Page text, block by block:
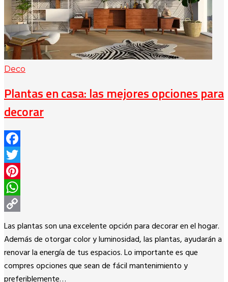
Deco
Plantas en casa: las mejores opciones para
decorar
Facebook
Twitter
Pinterest
WhatsApp
Copy
Link
Las plantas son una excelente opción para decorar en el hogar.
Además de otorgar color y luminosidad, las plantas, ayudarán a
renovar la energía de tus espacios. Lo importante es que
compres opciones que sean de fácil mantenimiento y